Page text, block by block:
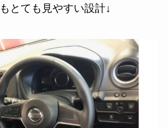
とても見やすい設計↓